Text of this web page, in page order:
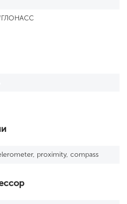
ГЛОНАСС
proximity, compass